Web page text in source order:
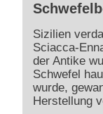
Sizilien
Sciacca-
der Antike
Schwefel
wurde,
Herstellung